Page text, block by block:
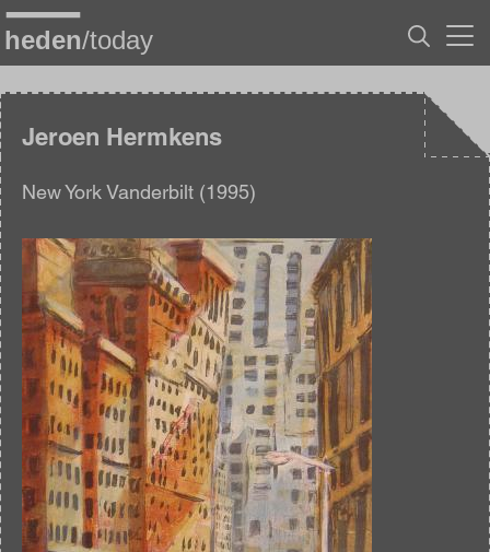
Overslaan
en
naar
inhoud
gaanJeroen Hermkens
New York Vanderbilt (1995)
Afbeelding